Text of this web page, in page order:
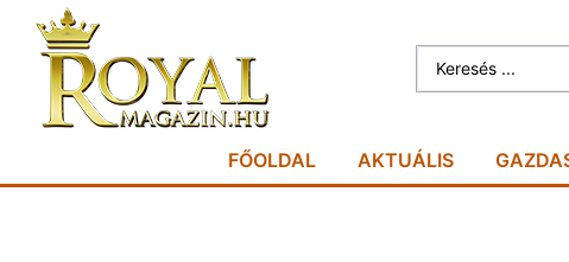
FŐOLDAL AKTUÁLIS